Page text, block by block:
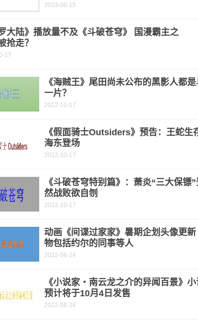
2023-06-15
大陆》播放量不及《斗破苍穹》 国漫霸主之
抢走？
17
《海贼王》尾田尚未公布的黑影人都
一片？
2022-10-17
《假面骑士Outsiders》预告：王蛇生
海东登场
2022-10-17
《斗破苍穹特别篇》：萧炎“三大保镖
然战败欲自刎
2022-10-17
动画《间谍过家家》暑期企划头像更
物包括约尔的同事等人
2022-08-24
《小说家・南云龙之介的异闻百景》
预计将于10月4日发售
2022-08-24